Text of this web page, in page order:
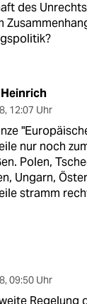
des
, 12:07 Uhr
nur noch
Polen,
Ungarn,
stramm
, 09:50 Uhr